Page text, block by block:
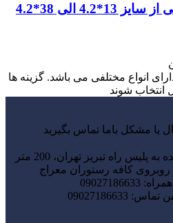
پیچ سرمته واشردار تایوانی از سایز 13*4.2 الی 38*4.2
انواع مختلفی می باشد. گزینه ها
شوند
یا مشکل باما تماس بگیرید
نرسیده به پلیس راه تبریز تهران، 200 متر
روبروی کافه رستوران معراج
09027186633
09027186633